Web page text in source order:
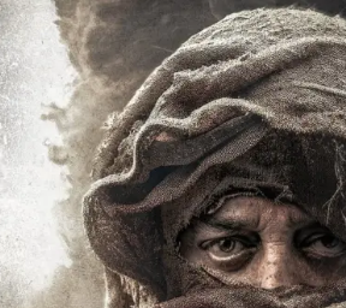
लेजेंड्री स्टार्स मिलकर बनाएंगे